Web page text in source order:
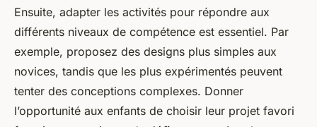
Ensuite, adapter les activités pour répondre aux
différents niveaux de compétence est essentiel. Par
exemple, proposez des designs plus simples aux
novices, tandis que les plus expérimentés peuvent
tenter des conceptions complexes. Donner
l’opportunité aux enfants de choisir leur projet favori